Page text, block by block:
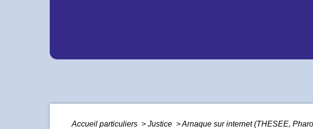
Accueil particuliers > Justice >Arnaque sur internet (THESEE,